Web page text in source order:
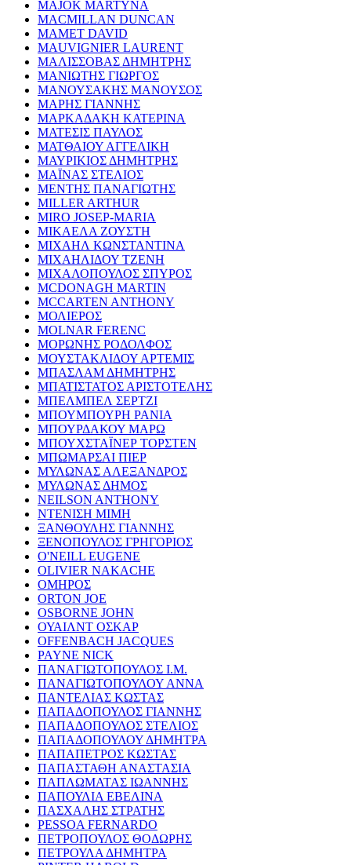
MAJOK MARTYNA
MACMILLAN DUNCAN
MAMET DAVID
MAUVIGNIER LAURENT
ΜΑΛΙΣΣΟΒΑΣ ΔΗΜΗΤΡΗΣ
ΜΑΝΙΩΤΗΣ ΓΙΩΡΓΟΣ
ΜΑΝΟΥΣΑΚΗΣ ΜΑΝΟΥΣΟΣ
ΜΑΡΗΣ ΓΙΑΝΝΗΣ
ΜΑΡΚΑΔΑΚΗ ΚΑΤΕΡΙΝΑ
ΜΑΤΕΣΙΣ ΠΑΥΛΟΣ
ΜΑΤΘΑΙΟΥ ΑΓΓΕΛΙΚΗ
ΜΑΥΡΙΚΙΟΣ ΔΗΜΗΤΡΗΣ
ΜΑΪΝΑΣ ΣΤΕΛΙΟΣ
ΜΕΝΤΗΣ ΠΑΝΑΓΙΩΤΗΣ
MILLER ARTHUR
MIRO JOSEP-MARIA
ΜΙΚΑΕΛΑ ΖΟΥΣΤΗ
ΜΙΧΑΗΛ ΚΩΝΣΤΑΝΤΙΝΑ
ΜΙΧΑΗΛΙΔΟΥ ΤΖΕΝΗ
ΜΙΧΑΛΟΠΟΥΛΟΣ ΣΠΥΡΟΣ
MCDONAGH MARTIN
MCCARTEN ANTHONY
ΜΟΛΙΕΡΟΣ
MOLNAR FERENC
ΜΟΡΩΝΗΣ ΡΟΔΟΛΦΟΣ
ΜΟΥΣΤΑΚΛΙΔΟΥ ΑΡΤΕΜΙΣ
ΜΠΑΣΛΑΜ ΔΗΜΗΤΡΗΣ
ΜΠΑΤΙΣΤΑΤΟΣ ΑΡΙΣΤΟΤΕΛΗΣ
ΜΠΕΛΜΠΕΛ ΣΕΡΤΖΙ
ΜΠΟΥΜΠΟΥΡΗ ΡΑΝΙΑ
ΜΠΟΥΡΔΑΚΟΥ ΜΑΡΩ
ΜΠΟΥΧΣΤΑΪΝΕΡ ΤΟΡΣΤΕΝ
ΜΠΩΜΑΡΣΑΙ ΠΙΕΡ
ΜΥΛΩΝΑΣ ΑΛΕΞΑΝΔΡΟΣ
ΜΥΛΩΝΑΣ ΔΗΜΟΣ
NEILSON ANTHONY
ΝΤΕΝΙΣΗ ΜΙΜΗ
ΞΑΝΘΟΥΛΗΣ ΓΙΑΝΝΗΣ
ΞΕΝΟΠΟΥΛΟΣ ΓΡΗΓΟΡΙΟΣ
O'NEILL EUGENE
OLIVIER NAKACHE
ΟΜΗΡΟΣ
ORTON JOE
OSBORNE JOHN
ΟΥΑΙΛΝΤ ΟΣΚΑΡ
OFFENBACH JACQUES
PAYNE NICK
ΠΑΝΑΓΙΩΤΟΠΟΥΛΟΣ Ι.Μ.
ΠΑΝΑΓΙΩΤΟΠΟΥΛΟΥ ΑΝΝΑ
ΠΑΝΤΕΛΙΑΣ ΚΩΣΤΑΣ
ΠΑΠΑΔΟΠΟΥΛΟΣ ΓΙΑΝΝΗΣ
ΠΑΠΑΔΟΠΟΥΛΟΣ ΣΤΕΛΙΟΣ
ΠΑΠΑΔΟΠΟΥΛΟΥ ΔΗΜΗΤΡΑ
ΠΑΠΑΠΕΤΡΟΣ ΚΩΣΤΑΣ
ΠΑΠΑΣΤΑΘΗ ΑΝΑΣΤΑΣΙΑ
ΠΑΠΛΩΜΑΤΑΣ ΙΩΑΝΝΗΣ
ΠΑΠΟΥΛΙΑ ΕΒΕΛΙΝΑ
ΠΑΣΧΑΛΗΣ ΣΤΡΑΤΗΣ
PESSOA FERNARDO
ΠΕΤΡΟΠΟΥΛΟΣ ΘΟΔΩΡΗΣ
ΠΕΤΡΟΥΛΑ ΔΗΜΗΤΡΑ